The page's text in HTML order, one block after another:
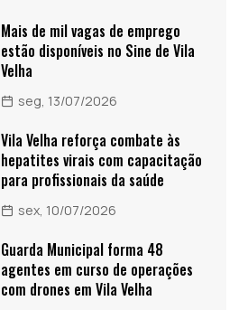
Mais de mil vagas de emprego
estão disponíveis no Sine de Vila
Velha
seg, 13/07/2026
Vila Velha reforça combate às
hepatites virais com capacitação
para profissionais da saúde
sex, 10/07/2026
Guarda Municipal forma 48
agentes em curso de operações
com drones em Vila Velha